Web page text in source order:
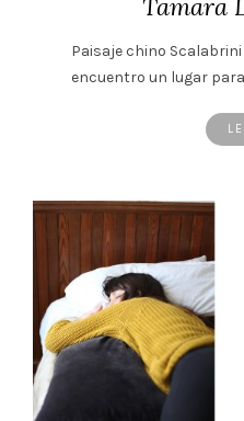
Tamara
Paisaje chino Scalabrini
encuentro un lugar